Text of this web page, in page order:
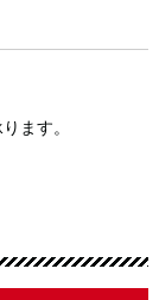
ます。